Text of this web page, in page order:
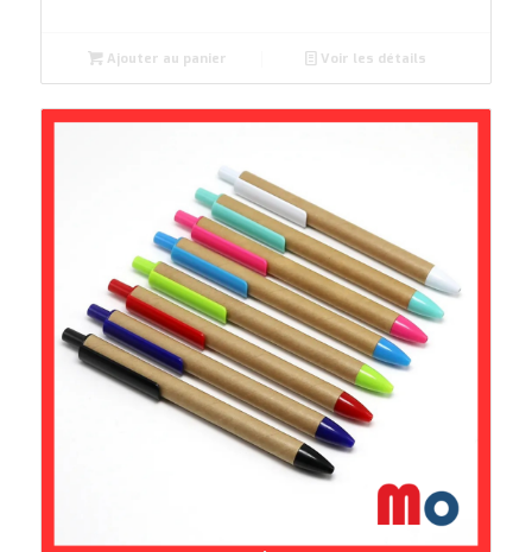
Ajouter au panier Voir les détails